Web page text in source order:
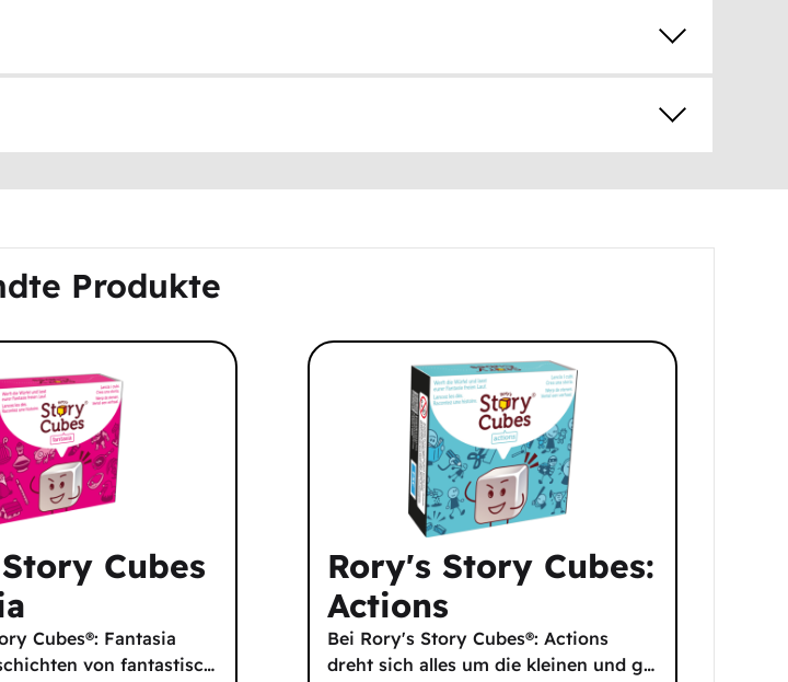
Produkte
Cubes
Cubes®: Fantasia
von fantastisc…
Rory's Story Cubes:
Actions
Bei Rory's Story Cubes®: Actions
dreht sich alles um die kleinen und g…